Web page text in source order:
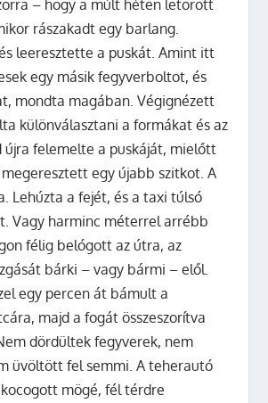
– hogy a múlt héten letörött
rászakadt egy barlang.
leeresztette a puskát.Amint itt
egy másik fegyverboltot, és
mondta magában. Végignézett
különválasztani a formákat és az
újra felemelte a puskáját, mielőtt
egy újabb szitkot.A
Lehúzta a fejét, és a taxi túlsó
Vagy harminc méterrel arrébb
félig belógott az útra, az
bárki – vagy bármi – elől.
egy percen át bámult a
majd a fogát összeszorítva
dördültek fegyverek, nem
üvöltött fel semmi. A teherautó
mögé, fél térdre